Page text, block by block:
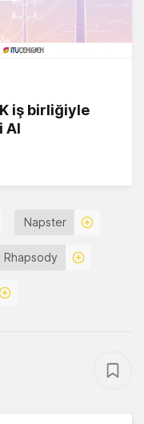
iş birliğiyle
Al
Napster
Rhapsody